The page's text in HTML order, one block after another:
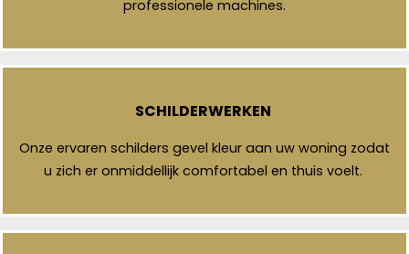
professionele machines.
SCHILDERWERKEN
Onze ervaren schilders gevel kleur aan uw woning zodat
u zich er onmiddellijk comfortabel en thuis voelt.